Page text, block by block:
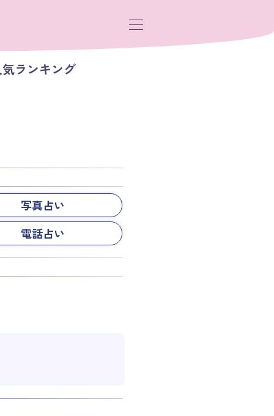
気ランキング
写真占い
電話占い